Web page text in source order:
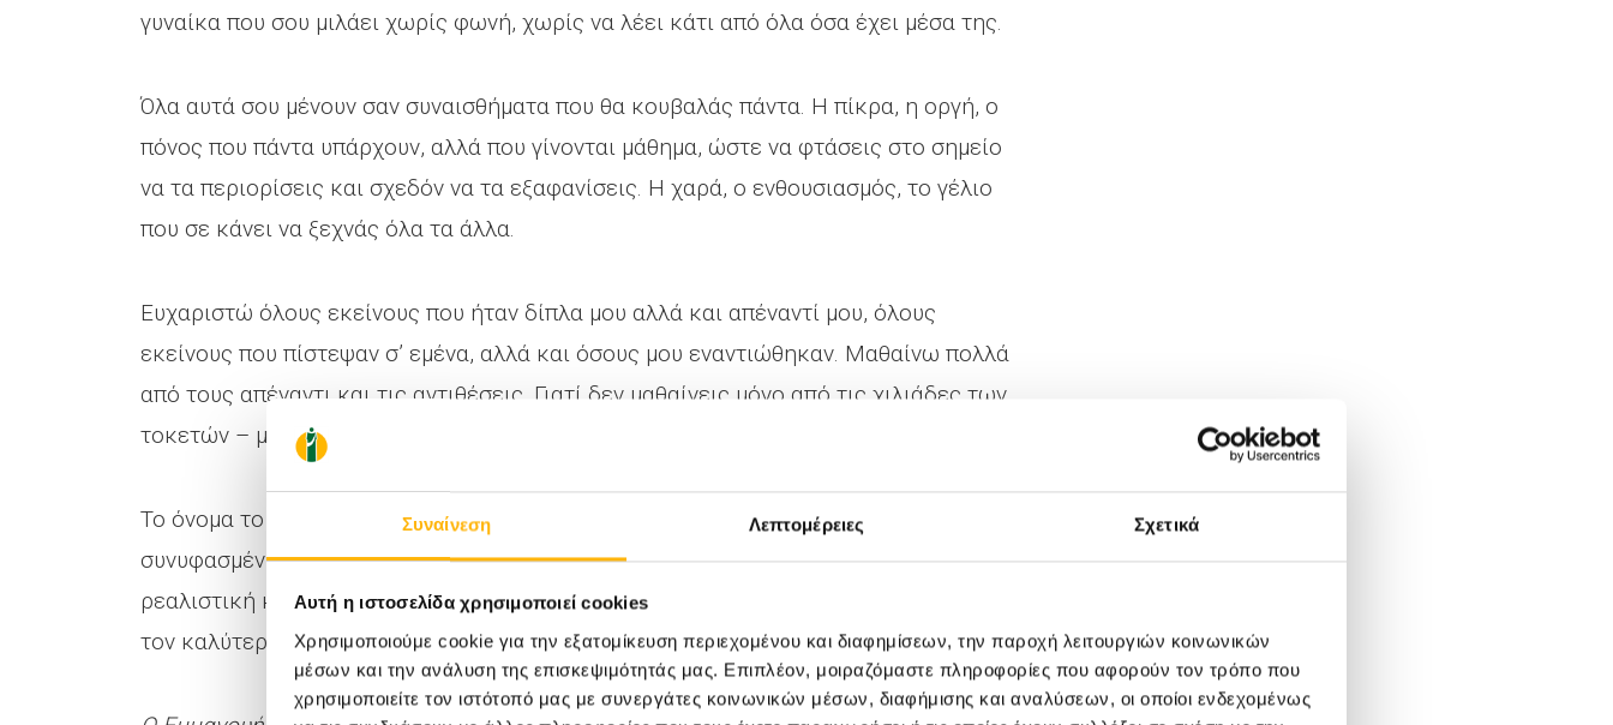
Συναίνεση Λεπτομέρειες Σχετικά
Αυτή η ιστοσελίδα χρησιμοποιεί cookies
Χρησιμοποιούμε cookie για την εξατομίκευση περιεχομένου και διαφημίσεων, την παροχή λειτουργιών κοινωνικών
μέσων και την ανάλυση της επισκεψιμότητάς μας. Επιπλέον, μοιραζόμαστε πληροφορίες που αφορούν τον τρόπο που
χρησιμοποιείτε τον ιστότοπό μας με συνεργάτες κοινωνικών μέσων, διαφήμισης και αναλύσεων, οι οποίοι ενδεχομένως
γυναίκα που σου μιλάει χωρίς φωνή, χωρίς να λέει κάτι από όλα όσα έχει μέσα της.
Όλα αυτά σου μένουν σαν συναισθήματα που θα κουβαλάς πάντα. Η πίκρα, η οργή, ο
πόνος που πάντα υπάρχουν, αλλά που γίνονται μάθημα, ώστε να φτάσεις στο σημείο
να τα περιορίσεις και σχεδόν να τα εξαφανίσεις. Η χαρά, ο ενθουσιασμός, το γέλιο
που σε κάνει να ξεχνάς όλα τα άλλα.
Ευχαριστώ όλους εκείνους που ήταν δίπλα μου αλλά και απέναντί μου, όλους
εκείνους που πίστεψαν σ’ εμένα, αλλά και όσους μου εναντιώθηκαν. Μαθαίνω πολλά
από τους απέναντι και τις αντιθέσεις. Γιατί δεν μαθαίνεις μόνο από τις χιλιάδες των
τοκετών – μαθαίνεις από τους ανθρώπους.
Το όνομα το διάλεξε ένας, αλλά το ΙΑΣΩ το διαλέξαμε όλοι μαζί. Μια θεότητα
συνυφασμένη με την «ιερή» έννοια της Ίασης έδωσε την έμπνευση ενώ μια
ρεαλιστική καθημερινότητα που ζει κάθε σύγχρονη γυναίκα μάς ώθησε να βγάλουμε
τον καλύτερο εαυτό μας.